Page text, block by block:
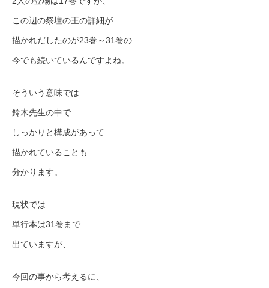
この辺の祭壇の王の詳細が
描かれだしたのが23巻～31巻の
今でも続いているんですよね。
そういう意味では
鈴木先生の中で
しっかりと構成があって
描かれていることも
分かります。
現状では
単行本は31巻まで
出ていますが、
今回の事から考えるに、